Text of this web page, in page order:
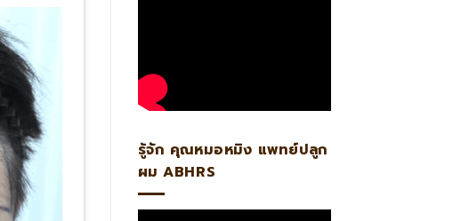
รู้จัก คุณหมอหมิง แพทย์ปลูก
ผม ABHRS